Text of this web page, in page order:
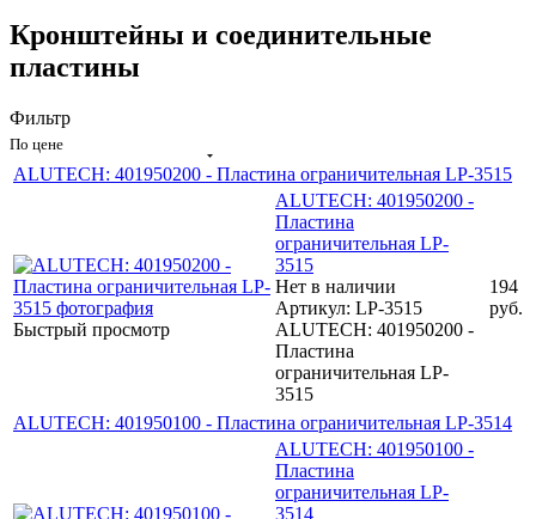
Кронштейны и соединительные
пластины
Фильтр
По цене
ALUTECH: 401950200 - Пластина ограничительная LP-3515
Быстрый просмотр
ALUTECH: 401950200 -
Пластина
ограничительная LP-
3515
Нет в наличии
Артикул: LP-3515
ALUTECH: 401950200 -
Пластина
ограничительная LP-
3515
194
руб.
ALUTECH: 401950100 - Пластина ограничительная LP-3514
ALUTECH: 401950100 -
Пластина
ограничительная LP-
3514